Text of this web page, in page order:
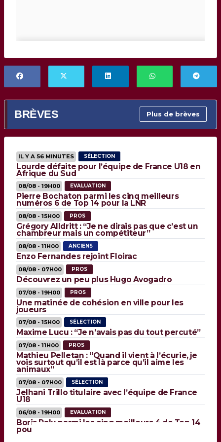
BRÈVES Plus de brèves
IL Y A 56 MINUTES SÉLECTION
Lourde défaite pour l’équipe de France U18 en
Afrique du Sud
08/08 - 19H00 EVALUATION
Pierre Bochaton parmi les cinq meilleurs
numéros 6 de Top 14 pour la LNR
08/08 - 15H00 PROS
Grégory Alldritt : “Je ne dirais pas que c’est un
chambreur mais un compétiteur”
08/08 - 11H00 ANCIENS
Enzo Fernandes rejoint Floirac
08/08 - 07H00 PROS
Découvrez un peu plus Hugo Avogadro
07/08 - 19H00 PROS
Une matinée de cohésion en ville pour les
joueurs
07/08 - 15H00 SÉLECTION
Maxime Lucu : “Je n’avais pas du tout percuté”
07/08 - 11H00 PROS
Mathieu Pelletan : “Quand il vient à l’écurie, je
vois surtout qu’il est là parce qu’il aime les
animaux”
07/08 - 07H00 SÉLECTION
Jelhani Trillo titulaire avec l’équipe de France
U18
06/08 - 19H00 EVALUATION
Boris Palu parmi les cinq meilleurs 4 de Top 14
pour la LNR